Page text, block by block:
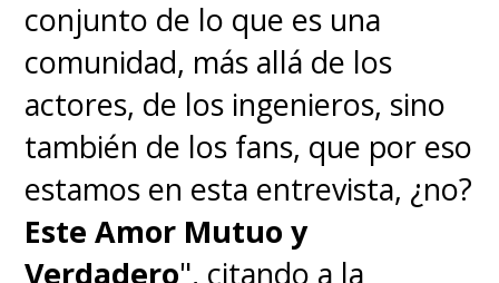
conjunto de lo que es una
comunidad, más allá de los
actores, de los ingenieros, sino
también de los fans, que por eso
estamos en esta entrevista, ¿no?
Este Amor Mutuo y
Verdadero", citando a la